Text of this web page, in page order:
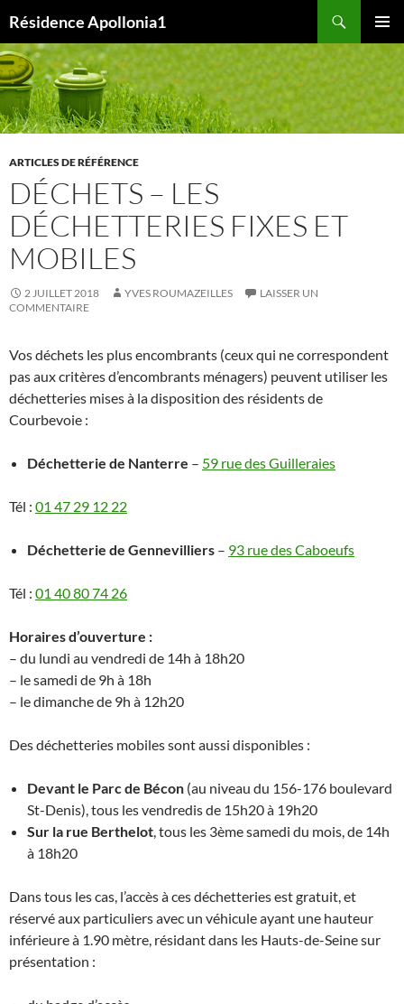
au
contenu
Résidence Apollonia1
MENU
ARTICLES DE RÉFÉRENCE
DÉCHETS – LES
DÉCHETTERIES FIXES ET
MOBILES
2 JUILLET 2018 YVES ROUMAZEILLES
LAISSER UN
COMMENTAIRE
Vos déchets les plus encombrants (ceux qui ne correspondent
pas aux critères d’encombrants ménagers) peuvent utiliser les
déchetteries mises à la disposition des résidents de
Courbevoie :
Déchetterie de Nanterre – 59 rue des Guilleraies
Tél : 01 47 29 12 22
Déchetterie de Gennevilliers – 93 rue des Caboeufs
Tél : 01 40 80 74 26
Horaires d’ouverture :
– du lundi au vendredi de 14h à 18h20
– le samedi de 9h à 18h
– le dimanche de 9h à 12h20
Des déchetteries mobiles sont aussi disponibles :
Devant le Parc de Bécon (au niveau du 156-176 boulevard
St-Denis), tous les vendredis de 15h20 à 19h20
Sur la rue Berthelot, tous les 3ème samedi du mois, de 14h
à 18h20
Dans tous les cas, l’accès à ces déchetteries est gratuit, et
réservé aux particuliers avec un véhicule ayant une hauteur
inférieure à 1.90 mètre, résidant dans les Hauts-de-Seine sur
présentation :